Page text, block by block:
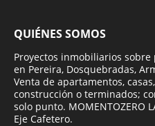
QUIÉNES SOMOS
Proyectos inmobiliarios
en Pereira, Dosquebradas,
Venta de apartamentos,
construcción o terminados;
solo punto. MOMENTOZERO
Eje Cafetero.